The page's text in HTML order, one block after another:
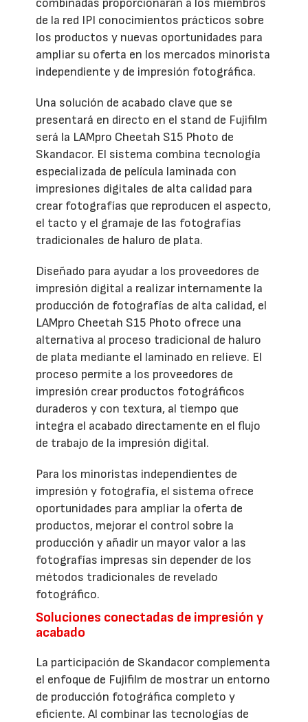
combinadas proporcionarán a los miembros
de la red IPI conocimientos prácticos sobre
los productos y nuevas oportunidades para
ampliar su oferta en los mercados minorista
independiente y de impresión fotográfica.
Una solución de acabado clave que se
presentará en directo en el stand de Fujifilm
será la LAMpro Cheetah S15 Photo de
Skandacor. El sistema combina tecnología
especializada de película laminada con
impresiones digitales de alta calidad para
crear fotografías que reproducen el aspecto,
el tacto y el gramaje de las fotografías
tradicionales de haluro de plata.
Diseñado para ayudar a los proveedores de
impresión digital a realizar internamente la
producción de fotografías de alta calidad, el
LAMpro Cheetah S15 Photo ofrece una
alternativa al proceso tradicional de haluro
de plata mediante el laminado en relieve. El
proceso permite a los proveedores de
impresión crear productos fotográficos
duraderos y con textura, al tiempo que
integra el acabado directamente en el flujo
de trabajo de la impresión digital.
Para los minoristas independientes de
impresión y fotografía, el sistema ofrece
oportunidades para ampliar la oferta de
productos, mejorar el control sobre la
producción y añadir un mayor valor a las
fotografías impresas sin depender de los
métodos tradicionales de revelado
fotográfico.
Soluciones conectadas de impresión y
acabado
La participación de Skandacor complementa
el enfoque de Fujifilm de mostrar un entorno
de producción fotográfica completo y
eficiente. Al combinar las tecnologías de